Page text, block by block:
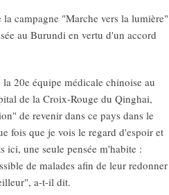
campagne "Marche vers la lumière"
au Burundi en vertu d'un accord
20e équipe médicale chinoise au
de la Croix-Rouge du Qinghai,
de revenir dans ce pays dans le
fois que je vois le regard d'espoir et
ici, une seule pensée m'habite :
de malades afin de leur redonner
a-t-il dit.